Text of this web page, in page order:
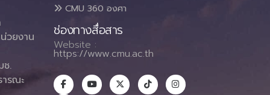
วยงาน
ช.
รณะ
CMU 360 องศา
ช่องทางสื่อสาร
Website :
https://www.cmu.ac.th